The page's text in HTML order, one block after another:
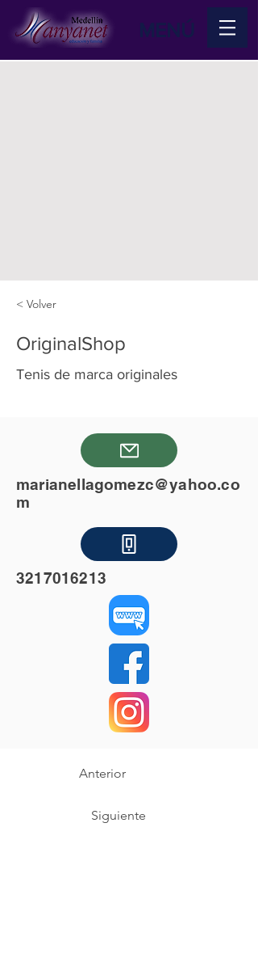
MENÚ
< Volver
OriginalShop
Tenis de marca originales
marianellagomezc@yahoo.co
m
3217016213
Anterior
Siguiente